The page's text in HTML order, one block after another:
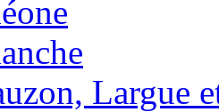
Largue